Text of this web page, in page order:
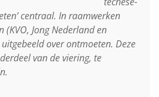
centraal. In raamwerken
(KVO, Jong Nederland en
over ontmoeten. Deze
van de viering, te